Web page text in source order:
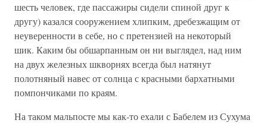
шесть человек, где пассажиры сидели спиной друг к
другу) казался сооружением хлипким, дребезжащим от
неуверенности в себе, но с претензией на некоторый
шик. Каким бы обшарпанным он ни выглядел, над ним
на двух железных шкворнях всегда был натянут
полотняный навес от солнца с красными бархатными
помпончиками по краям.
На таком мальпосте мы как-то ехали с Бабелем из Сухума